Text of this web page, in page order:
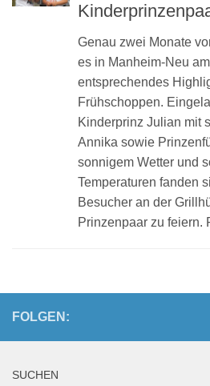
Genau zwei Monate
es in Manheim-Neu
entsprechendes
Frühschoppen.
Kinderprinz Julian mit
Annika sowie
sonnigem Wetter und
Temperaturen fanden
Besucher an der
Prinzenpaar zu feiern.
FOLGEN:
SUCHEN